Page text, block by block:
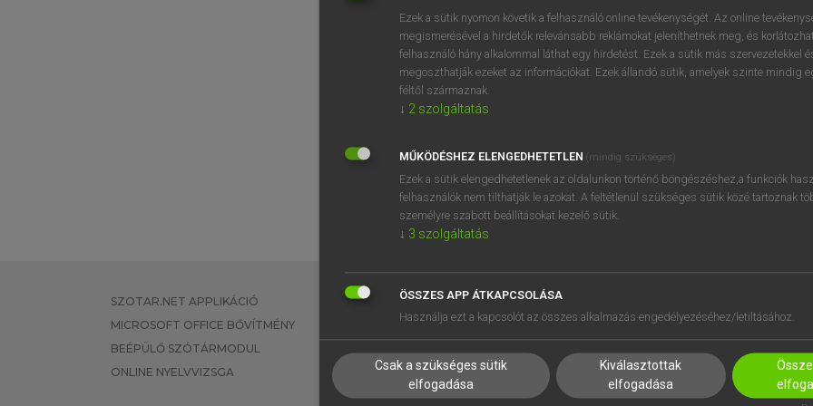
SZOTAR.NET APPLIKÁCIÓ
MICROSOFT OFFICE BŐVÍTMÉNY
BEÉPÜLŐ SZÓTÁRMODUL
ONLINE NYELVVIZSGA
EGYÉNI FELHASZNÁLÓKNAK
TANULÓKNAK
VÁLLALATI MEGOLDÁSOK
SÚGÓ
RÓLUNK
SÜTI BEÁLLÍTÁSOK
Ezek a sütik nyomon követik a felhasználó online tevékenységét. Az online
megismerésével a hirdetők relevánsabb reklámokat jeleníthetnek meg, és
felhasználó hány alkalommal láthat egy hirdetést. Ezek a sütik más szervezetekkel
megoszthatják ezeket az információkat. Ezek állandó sütik, amelyek szinte mindig
féltől származnak.
↓ 2 szolgáltatás
MŰKÖDÉSHEZ ELENGEDHETETLEN (mindig szükséges)
Ezek a sütik elengedhetetlenek az oldalunkon történő böngészéshez,a funkciók
felhasználók nem tilthatják le azokat. A feltétlenül szükséges sütik közé tartoznak
személyre szabott beállításokat kezelő sütik.
↓ 3 szolgáltatás
ÖSSZES APP ÁTKAPCSOLÁSA
Használja ezt a kapcsolót az összes alkalmazás engedélyezéséhez/letiltásához.
Csak a szükséges sütik
elfogadása
Kiválasztottak
elfogadása